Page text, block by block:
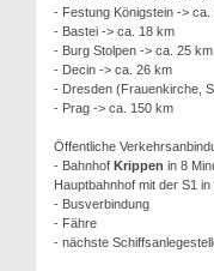
- Festung Königstein -> ca.
- Bastei -> ca. 18 km
- Burg Stolpen -> ca. 25 km
- Decin -> ca. 26 km
- Dresden (Frauenkirche,
- Prag -> ca. 150 km
Öffentliche
- Bahnhof Krippen in 8
Hauptbahnhof mit der S1
- Busverbindung
- Fähre
- nächste